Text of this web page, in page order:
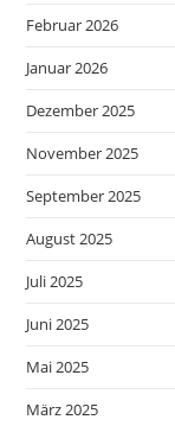
Februar 2026
Januar 2026
Dezember 2025
November 2025
September 2025
August 2025
Juli 2025
Juni 2025
Mai 2025
März 2025